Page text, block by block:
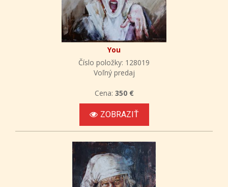
You
Číslo položky: 128019
Voľný predaj
Cena: 350 €
ZOBRAZIŤ